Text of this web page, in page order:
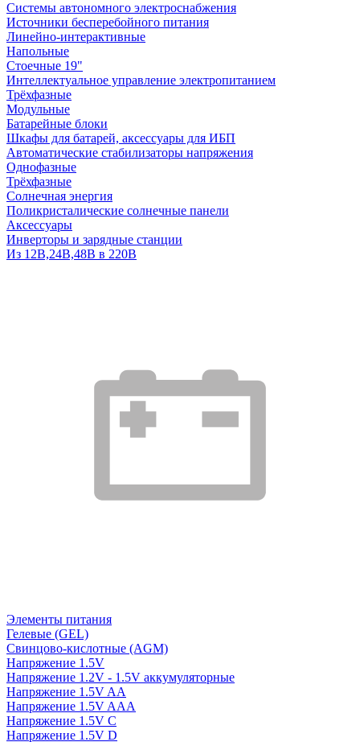
Системы автономного электроснабжения
Источники бесперебойного питания
Линейно-интерактивные
Напольные
Стоечные 19"
Интеллектуальное управление электропитанием
Трёхфазные
Модульные
Батарейные блоки
Шкафы для батарей, аксессуары для ИБП
Автоматические стабилизаторы напряжения
Однофазные
Трёхфазные
Солнечная энергия
Поликристалические солнечные панели
Аксессуары
Инверторы и зарядные станции
Из 12В,24В,48В в 220В
Элементы питания
Гелевые (GEL)
Свинцово-кислотные (AGM)
Напряжение 1.5V
Напряжение 1.2V - 1.5V аккумуляторные
Напряжение 1.5V AA
Напряжение 1.5V AAA
Напряжение 1.5V C
Напряжение 1.5V D